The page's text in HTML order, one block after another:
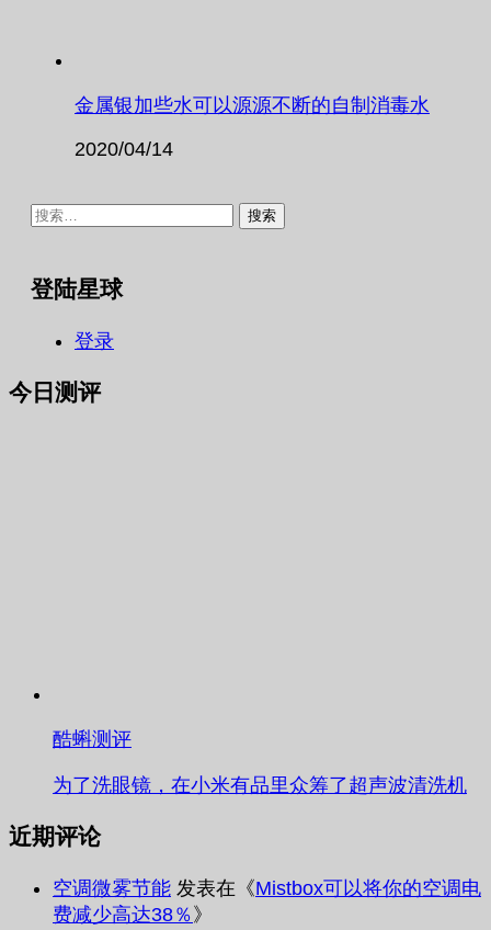
金属银加些水可以源源不断的自制消毒水
2020/04/14
搜
登陆星球
登录
今日测评
酷蝌测评
为了洗眼镜，在小米有品里众筹了超声波清洗机
近期评论
空调微雾节能 发表在《Mistbox可以将你的空调电
费减少高达38％ 》